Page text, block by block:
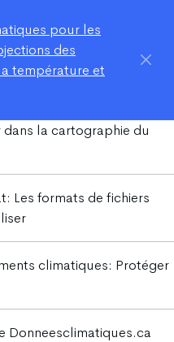
pour les
des
température et
la cartographie du
Les formats de fichiers
climatiques: Protéger
Donneesclimatiques.ca